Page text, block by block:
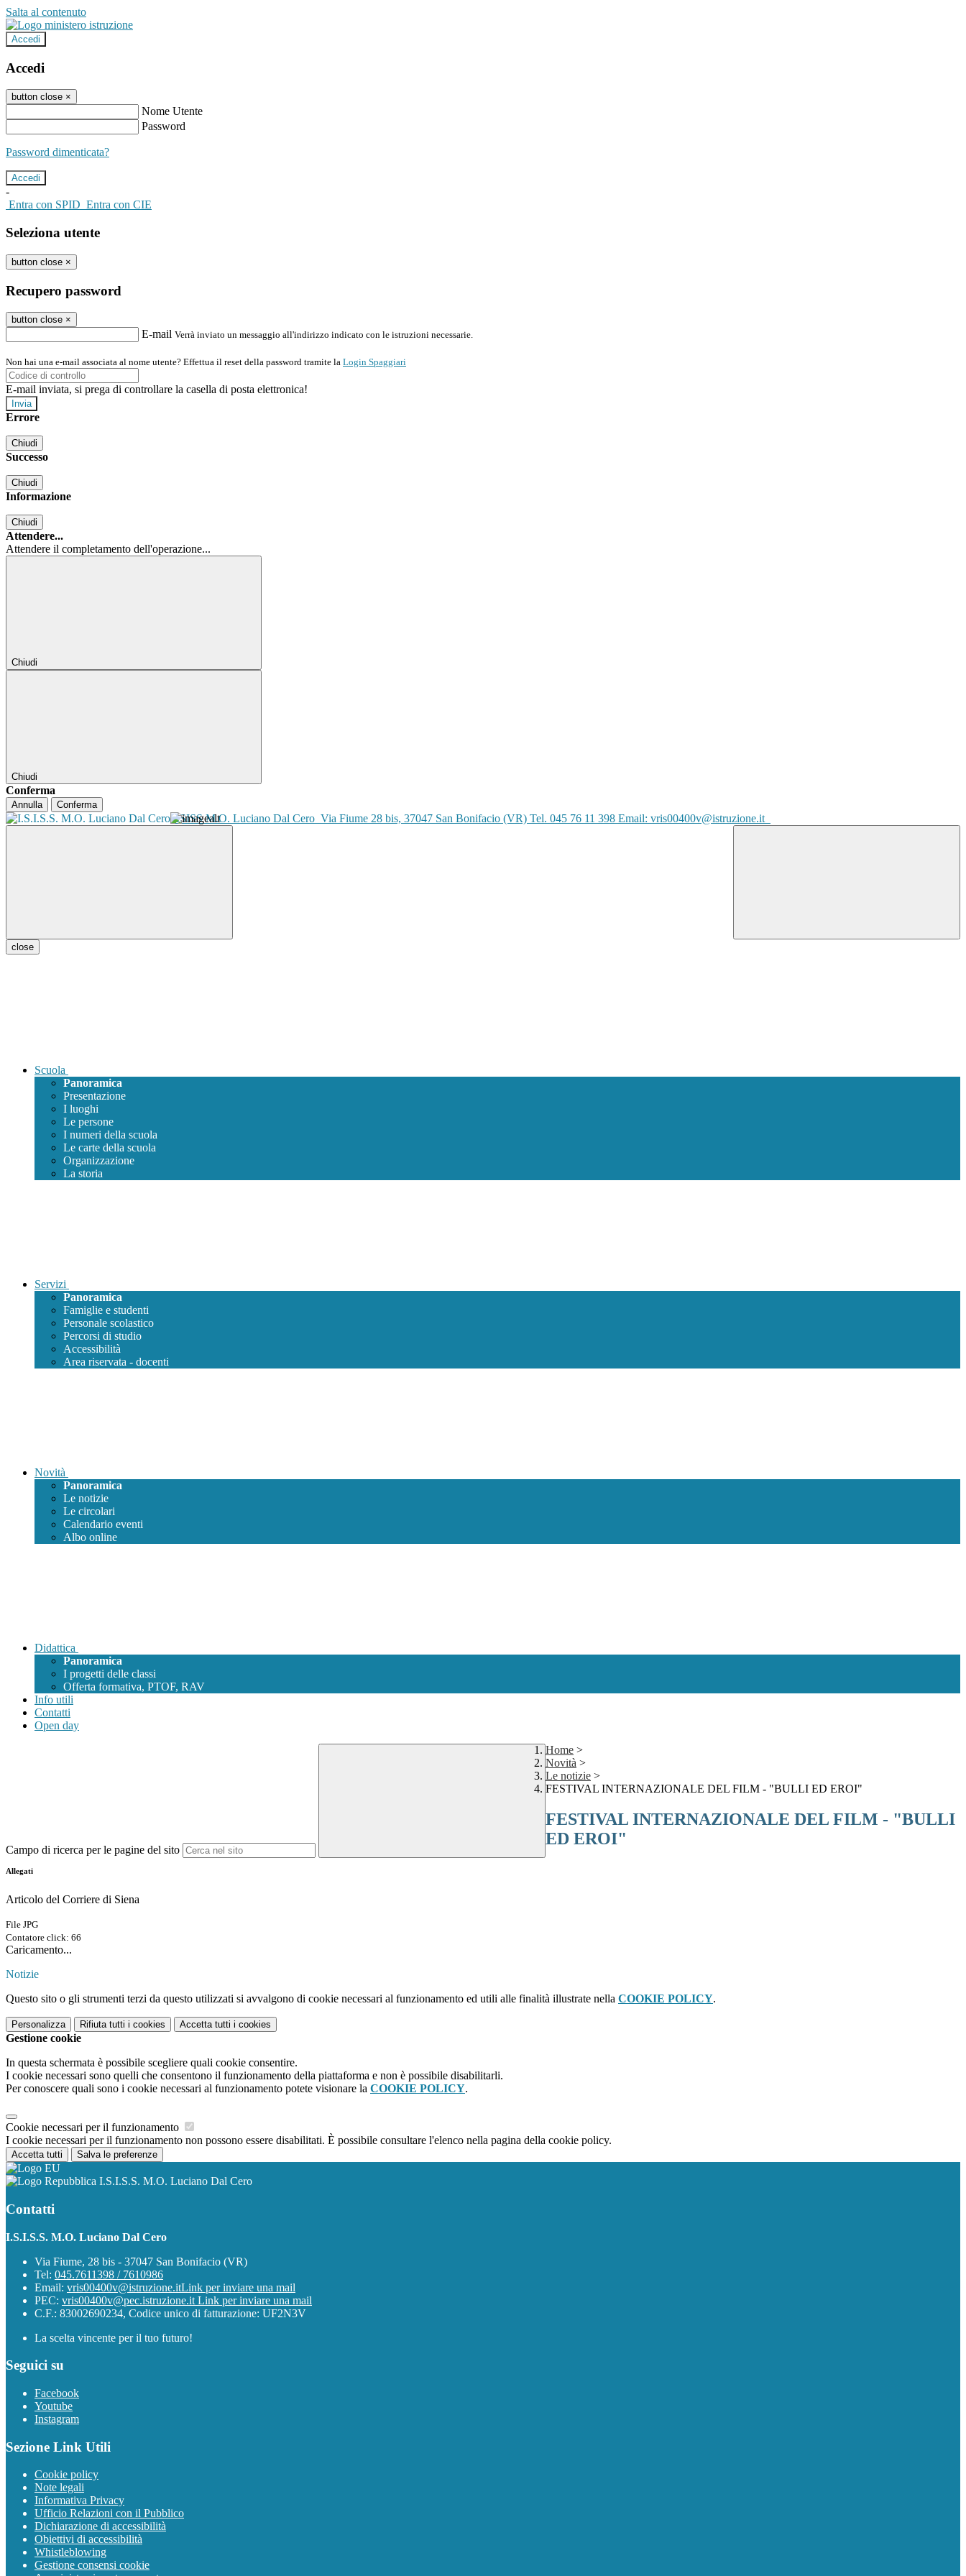
Salta al contenuto
Accedi
Accedi
button close ×
Nome Utente
Password
Password dimenticata?
-
Entra con SPID Entra con CIE
Seleziona utente
button close ×
Recupero password
button close ×
E-mail Verrà inviato un messaggio all'indirizzo indicato con le istruzioni necessarie.
Non hai una e-mail associata al nome utente? Effettua il reset della password tramite la Login Spaggiari
E-mail inviata, si prega di controllare la casella di posta elettronica!
Errore
Chiudi
Successo
Chiudi
Informazione
Chiudi
Attendere...
Attendere il completamento dell'operazione...
Chiudi
Chiudi
Conferma
Annulla Conferma
ISISS M.O. Luciano Dal Cero Via Fiume 28 bis, 37047 San Bonifacio (VR) Tel. 045 76 11 398 Email: vris00400v@istruzione.it
close
Scuola
Panoramica
Presentazione
I luoghi
Le persone
I numeri della scuola
Le carte della scuola
Organizzazione
La storia
Servizi
Panoramica
Famiglie e studenti
Personale scolastico
Percorsi di studio
Accessibilità
Area riservata - docenti
Novità
Panoramica
Le notizie
Le circolari
Calendario eventi
Albo online
Didattica
Panoramica
I progetti delle classi
Offerta formativa, PTOF, RAV
Info utili
Contatti
Open day
Campo di ricerca per le pagine del sito
Home >
Novità >
Le notizie >
FESTIVAL INTERNAZIONALE DEL FILM - "BULLI ED EROI"
FESTIVAL INTERNAZIONALE DEL FILM - "BULLI
ED EROI"
Allegati
Articolo del Corriere di Siena
File JPG
Contatore click: 66
Caricamento...
Notizie
Questo sito o gli strumenti terzi da questo utilizzati si avvalgono di cookie necessari al funzionamento ed utili alle finalità illustrate nella COOKIE POLICY.
Personalizza Rifiuta tutti i cookies Accetta tutti i cookies
Gestione cookie
In questa schermata è possibile scegliere quali cookie consentire.
I cookie necessari sono quelli che consentono il funzionamento della piattaforma e non è possibile disabilitarli.
Per conoscere quali sono i cookie necessari al funzionamento potete visionare la COOKIE POLICY.
Cookie necessari per il funzionamento
I cookie necessari per il funzionamento non possono essere disabilitati. È possibile consultare l'elenco nella pagina della cookie policy.
Accetta tutti Salva le preferenze
I.S.I.S.S. M.O. Luciano Dal Cero
Contatti
I.S.I.S.S. M.O. Luciano Dal Cero
Via Fiume, 28 bis - 37047 San Bonifacio (VR)
Tel: 045.7611398 / 7610986
Email: vris00400v@istruzione.itLink per inviare una mail
PEC: vris00400v@pec.istruzione.it Link per inviare una mail
C.F.: 83002690234, Codice unico di fatturazione: UF2N3V
La scelta vincente per il tuo futuro!
Seguici su
Facebook
Youtube
Instagram
Sezione Link Utili
Cookie policy
Note legali
Informativa Privacy
Ufficio Relazioni con il Pubblico
Dichiarazione di accessibilità
Obiettivi di accessibilità
Whistleblowing
Gestione consensi cookie